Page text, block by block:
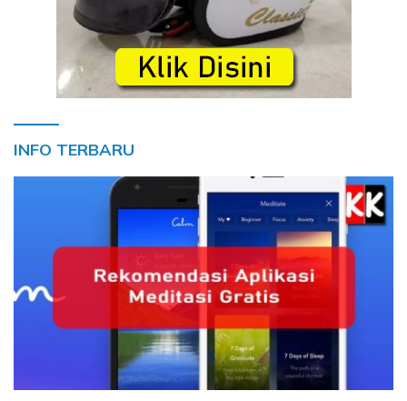
INFO TERBARU